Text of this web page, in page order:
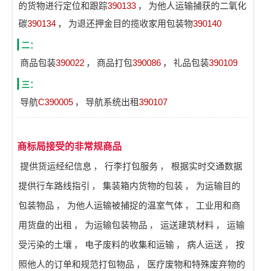
的货物进行定位和跟踪390133 ，
为他人运输捕获的二氧化
碳390134 ， 为退还押金目的揽收家用包装物390140
二：
商品包装390022 ， 商品打包390086 ， 礼品包装390109
三：
导航C390005 ， 导航系统出租390107
商标局接受的非常规商品
提供货运经纪信息 ， 行李打包服务 ，
根据实时交通数据
提供行车路线指引
， 集装箱内货物的包装 ，
为运输目的
包装物品 ， 为他人运输被捕捉的温室气体 ，
工业用和商
用货盘的出租 ， 为运输包装物品 ， 运送建筑材料 ，
运输
受污染的土壤 ， 电子废料的收集和运输 ， 病人运送 ，
按
照他人的订单和规范打包物品 ，
医疗废物和特殊废弃物的